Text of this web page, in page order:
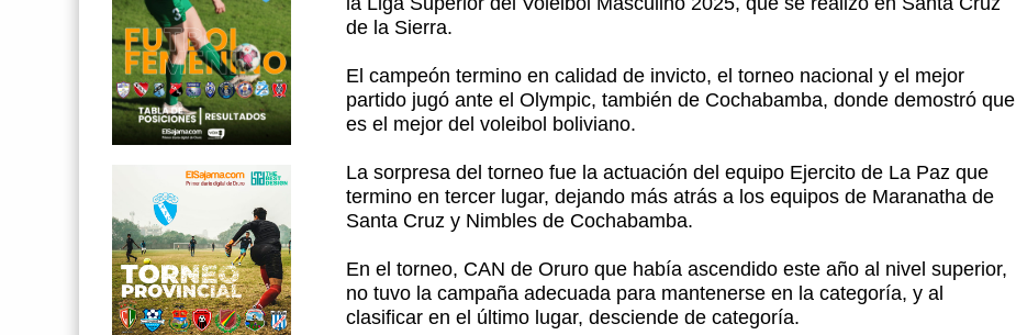
de la Sierra.
El campeón termino en calidad de invicto, el torneo nacional y el mejor
partido jugó ante el Olympic, también de Cochabamba, donde demostró que
es el mejor del voleibol boliviano.
La sorpresa del torneo fue la actuación del equipo Ejercito de La Paz que
termino en tercer lugar, dejando más atrás a los equipos de Maranatha de
Santa Cruz y Nimbles de Cochabamba.
En el torneo, CAN de Oruro que había ascendido este año al nivel superior,
no tuvo la campaña adecuada para mantenerse en la categoría, y al
clasificar en el último lugar, desciende de categoría.